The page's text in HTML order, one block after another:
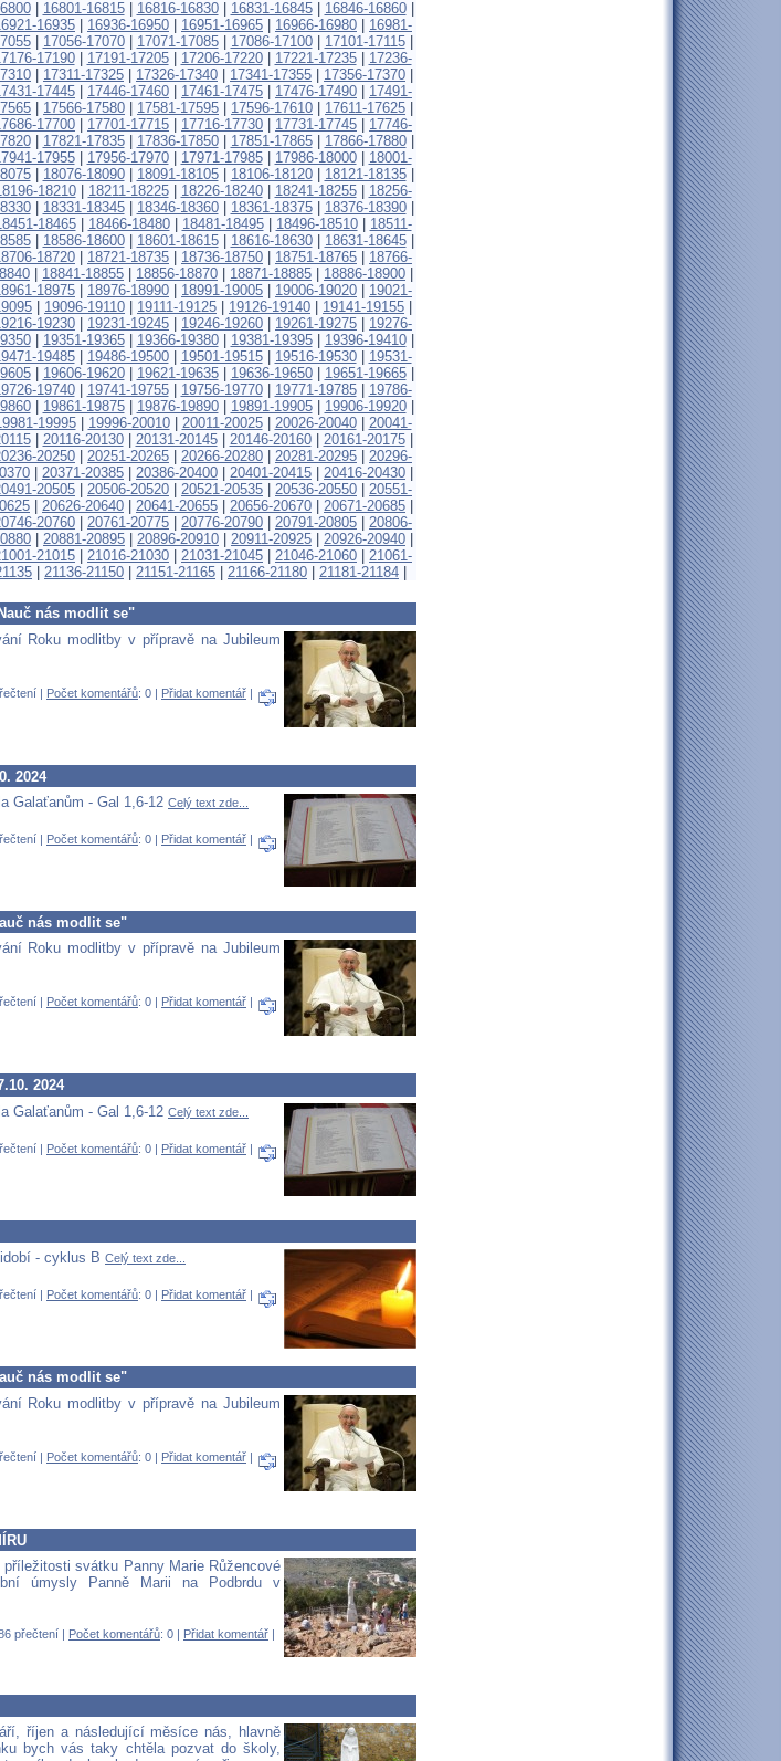
| 16801-16815| 16816-16830| 16831-16845| 16846-16860|
16935 16936-16950 16951-16965 16966-16980
16981-
| 17056-17070| 17071-17085| 17086-17100| 17101-17115|
17190| 17191-17205| 17206-17220| 17221-17235| 17236-
17311-17325 17326-17340 17341-17355 17356-17370
17445 17446-17460 17461-17475 17476-17490
17491-
17566-17580 17581-17595 17596-17610 17611-17625
17700 17701-17715 17716-17730 17731-17745
17746-
| 17821-17835| 17836-17850| 17851-17865| 17866-17880|
17955| 17956-17970| 17971-17985| 17986-18000| 18001-
| 18076-18090| 18091-18105| 18106-18120| 18121-18135|
18210| 18211-18225| 18226-18240| 18241-18255| 18256-
| 18331-18345| 18346-18360| 18361-18375| 18376-18390|
18465| 18466-18480| 18481-18495| 18496-18510| 18511-
| 18586-18600| 18601-18615| 18616-18630| 18631-18645|
18720 18721-18735 18736-18750 18751-18765
18766-
18841-18855 18856-18870 18871-18885 18886-18900
18975 18976-18990 18991-19005 19006-19020
19021-
19096-19110 19111-19125 19126-19140 19141-19155
19230 19231-19245 19246-19260 19261-19275
19276-
| 19351-19365| 19366-19380| 19381-19395| 19396-19410|
19485| 19486-19500| 19501-19515| 19516-19530| 19531-
| 19606-19620| 19621-19635| 19636-19650| 19651-19665|
19740| 19741-19755| 19756-19770| 19771-19785| 19786-
| 19861-19875| 19876-19890| 19891-19905| 19906-19920|
19995| 19996-20010| 20011-20025| 20026-20040| 20041-
| 20116-20130| 20131-20145| 20146-20160| 20161-20175|
20250 20251-20265 20266-20280 20281-20295
20296-
20371-20385 20386-20400 20401-20415 20416-20430
20505 20506-20520 20521-20535 20536-20550
20551-
20626-20640 20641-20655 20656-20670 20671-20685
20760 20761-20775 20776-20790 20791-20805
20806-
20881-20895 20896-20910 20911-20925 20926-20940
21015 21016-21030 21031-21045 21046-21060
21061-
21136-21150 21151-21165 21166-21180 21181-21184
nás modlit se"
Roku modlitby v přípravě na Jubileum
| Počet komentářů: 0 | Přidat komentář |
2024
Galaťanům - Gal 1,6-12 Celý text zde...
| Počet komentářů: 0 | Přidat komentář |
nás modlit se"
Roku modlitby v přípravě na Jubileum
| Počet komentářů: 0 | Přidat komentář
2024
Galaťanům - Gal 1,6-12 Celý text zde...
| Počet komentářů: 0 | Přidat komentář |
- cyklus B Celý text zde...
| Počet komentářů: 0 | Přidat komentář |
nás modlit se"
Roku modlitby v přípravě na Jubileum
| Počet komentářů: 0 | Přidat komentář |
svátku Panny Marie Růžencové
úmysly Panně Marii na Podbrdu v
přečtení | Počet komentářů: 0 | Přidat komentář |
říjen a následující měsíce nás, hlavně
bych vás taky chtěla pozvat do školy,